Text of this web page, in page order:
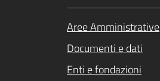
Aree Amministrative
Documenti e dati
Enti e fondazioni